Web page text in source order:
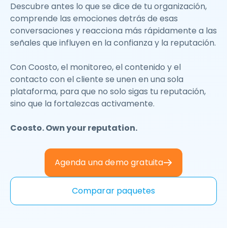
Descubre antes lo que se dice de tu organización,
comprende las emociones detrás de esas
conversaciones y reacciona más rápidamente a las
señales que influyen en la confianza y la reputación.
Con Coosto, el monitoreo, el contenido y el
contacto con el cliente se unen en una sola
plataforma, para que no solo sigas tu reputación,
sino que la fortalezcas activamente.
Coosto. Own your reputation.
Agenda una demo gratuita
Comparar paquetes